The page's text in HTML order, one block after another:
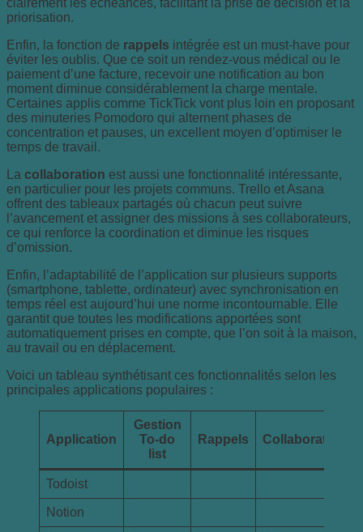
priorisation.
Enfin, la fonction de rappels intégrée est un must-have pour
éviter les oublis. Que ce soit un rendez-vous médical ou le
paiement d’une facture, recevoir une notification au bon
moment diminue considérablement la charge mentale.
Certaines applis comme TickTick vont plus loin en proposant
des minuteries Pomodoro qui alternent phases de
concentration et pauses, un excellent moyen d’optimiser le
temps de travail.
La collaboration est aussi une fonctionnalité intéressante,
en particulier pour les projets communs. Trello et Asana
offrent des tableaux partagés où chacun peut suivre
l’avancement et assigner des missions à ses collaborateurs,
ce qui renforce la coordination et diminue les risques
d’omission.
Enfin, l’adaptabilité de l’application sur plusieurs supports
(smartphone, tablette, ordinateur) avec synchronisation en
temps réel est aujourd’hui une norme incontournable. Elle
garantit que toutes les modifications apportées sont
automatiquement prises en compte, que l’on soit à la maison,
au travail ou en déplacement.
Voici un tableau synthétisant ces fonctionnalités selon les
principales applications populaires :
Application
Gestion
To-do
list
Rappels Collaboration
Todoist
Notion